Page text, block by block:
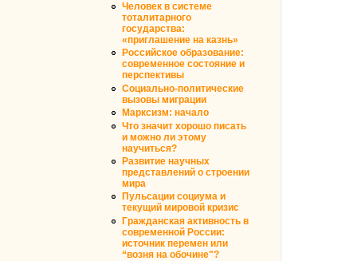
Человек в системе
тоталитарного
государства:
«приглашение на казнь»
Российское образование:
современное состояние и
перспективы
Социально-политические
вызовы миграции
Марксизм: начало
Что значит хорошо писать
и можно ли этому
научиться?
Развитие научных
представлений о строении
мира
Пульсации социума и
текущий мировой кризис
Гражданская активность в
современной России:
источник перемен или
“возня на обочине"?